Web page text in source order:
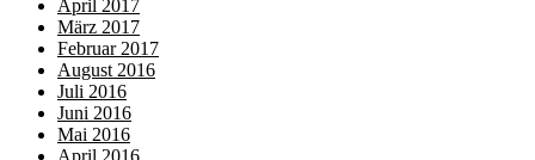
April 2017
März 2017
Februar 2017
August 2016
Juli 2016
Juni 2016
Mai 2016
April 2016